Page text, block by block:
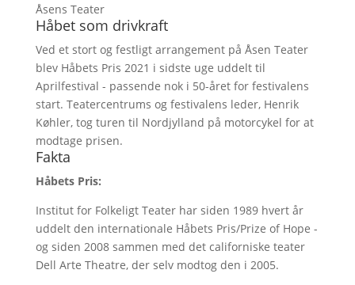
Åsens Teater
Håbet som drivkraft
Ved et stort og festligt arrangement på Åsen Teater
blev Håbets Pris 2021 i sidste uge uddelt til
Aprilfestival - passende nok i 50-året for festivalens
start. Teatercentrums og festivalens leder, Henrik
Køhler, tog turen til Nordjylland på motorcykel for at
modtage prisen.
Fakta
Håbets Pris:
Institut for Folkeligt Teater har siden 1989 hvert år
uddelt den internationale Håbets Pris/Prize of Hope -
og siden 2008 sammen med det californiske teater
Dell Arte Theatre, der selv modtog den i 2005.